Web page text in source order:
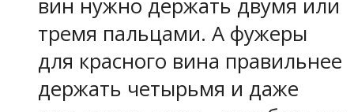
вин нужно держать двумя или
тремя пальцами. А фужеры
для красного вина правильнее
держать четырьмя и даже